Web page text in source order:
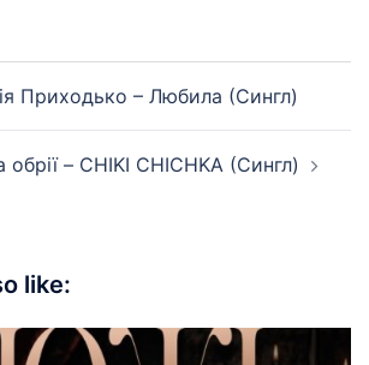
Приходько – Любила (Сингл)
обрії – CHIKI CHICHKA (Сингл)
like: